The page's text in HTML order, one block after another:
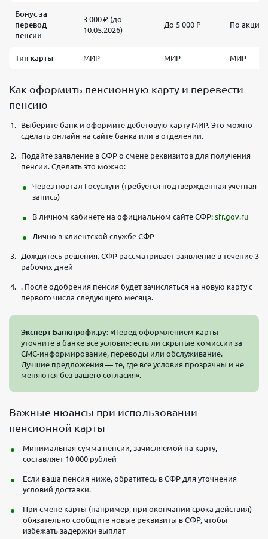
Бонус за
перевод
пенсии
3 000 ₽ (до
10.05.2026)
До 5 000 ₽ По
Тип карты МИР МИР МИР
Как оформить пенсионную карту и перевести
пенсию
Выберите банк и оформите дебетовую карту МИР. Это можно
сделать онлайн на сайте банка или в отделении.
Подайте заявление в СФР о смене реквизитов для получения
пенсии. Сделать это можно:
Через портал Госуслуги (требуется подтвержденная учетная
запись)
В личном кабинете на официальном сайте СФР: sfr.gov.ru
Лично в клиентской службе СФР
Дождитесь решения. СФР рассматривает заявление в течение 3
рабочих дней
. После одобрения пенсия будет зачисляться на новую карту с
первого числа следующего месяца.
Эксперт Банкпрофи.ру: «Перед оформлением карты
уточните в банке все условия: есть ли скрытые комиссии за
СМС-информирование, переводы или обслуживание.
Лучшие предложения — те, где все условия прозрачны и не
меняются без вашего согласия».
Важные нюансы при использовании
пенсионной карты
Минимальная сумма пенсии, зачисляемой на карту,
составляет 10 000 рублей
Если ваша пенсия ниже, обратитесь в СФР для уточнения
условий доставки.
При смене карты (например, при окончании срока действия)
обязательно сообщите новые реквизиты в СФР, чтобы
избежать задержки выплат